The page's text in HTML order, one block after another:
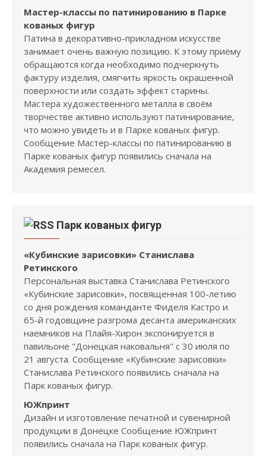
Мастер-классы по патинированию в Парке
кованых фигур
Патина в декоративно-прикладном искусстве
занимает очень важную позицию. К этому приёму
обращаются когда необходимо подчеркнуть
фактуру изделия, смягчить яркость окрашенной
поверхности или создать эффект старины.
Мастера художественного металла в своём
творчестве активно используют патинирование,
что можно увидеть и в Парке кованых фигур.
Сообщение Мастер-классы по патинированию в
Парке кованых фигур появились сначала на
Академия ремесел.
Парк кованых фигур
«Кубинские зарисовки» Станислава
Ретинского
Персональная выставка Станислава Ретинского
«Кубинские зарисовки», посвященная 100-летию
со дня рождения команданте Фиделя Кастро и
65-й годовщине разгрома десанта американских
наемников на Плайя-Хирон экспонируется в
павильоне "Донецкая наковальня" с 30 июля по
21 августа. Сообщение «Кубинские зарисовки»
Станислава Ретинского появились сначала на
Парк кованых фигур.
ЮЖпринт
Дизайн и изготовление печатной и сувенирной
продукции в Донецке Сообщение ЮЖпринт
появились сначала на Парк кованых фигур.